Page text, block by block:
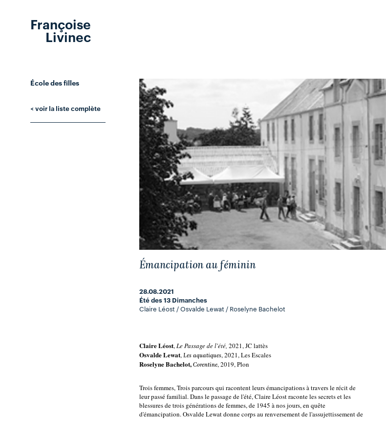
Françoise
Livinec
École des filles
< voir la liste complète
Émancipation au féminin
28.08.2021
Été des 13 Dimanches
Claire Léost / Osvalde Lewat / Roselyne Bachelot
Claire Léost, Le Passage de l'été, 2021, JC lattès
Osvalde Lewat, Les aquatiques, 2021, Les Escales
Roselyne Bachelot, Corentine, 2019, Plon
Trois femmes, Trois parcours qui racontent leurs émancipations à travers le récit de
leur passé familial. Dans le passage de l'été, Claire Léost raconte les secrets et les
blessures de trois générations de femmes, de 1945 à nos jours, en quête
d'émancipation. Osvalde Lewat donne corps au renversement de l'assujettissement de